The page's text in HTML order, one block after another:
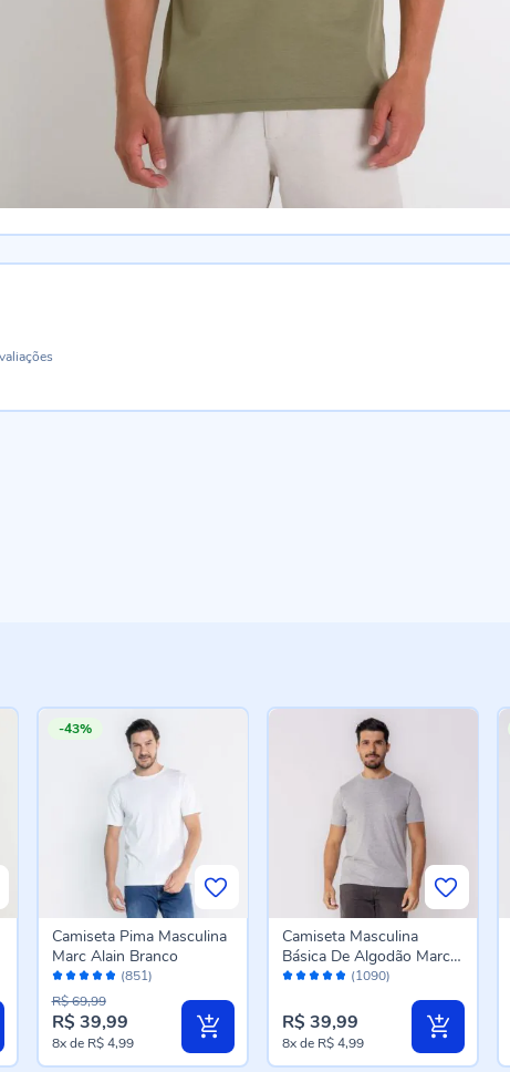
-43%
Avaliação:
96%
(851)
Camiseta Pima Masculina
Marc Alain Branco
R$ 39,99
R$ 69,99
8xde R$ 4,99
Avaliação: (1090)
Camiseta Masculina
Básica De Algodão Marc
Alain Mescla
R$ 39,99
8xde R$ 4,99